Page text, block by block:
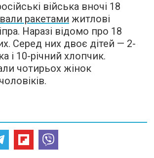
війська вночі 18
ракетами житлові
Наразі відомо про 18
Серед них двоє дітей — 2-
і 10-річний хлопчик.
чотирьох жінок